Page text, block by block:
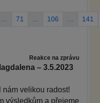
71 106 141
Reakce na zprávu
– 3.5.2023
nám velikou radost!
výsledkům a přejeme